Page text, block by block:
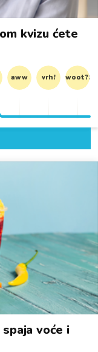
kvizu ćete
aww vrh! woot?!
voće i